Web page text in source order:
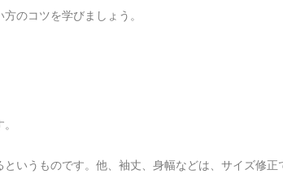
のコツを学びましょう。
いうものです。他、袖丈、身幅などは、サイズ修正